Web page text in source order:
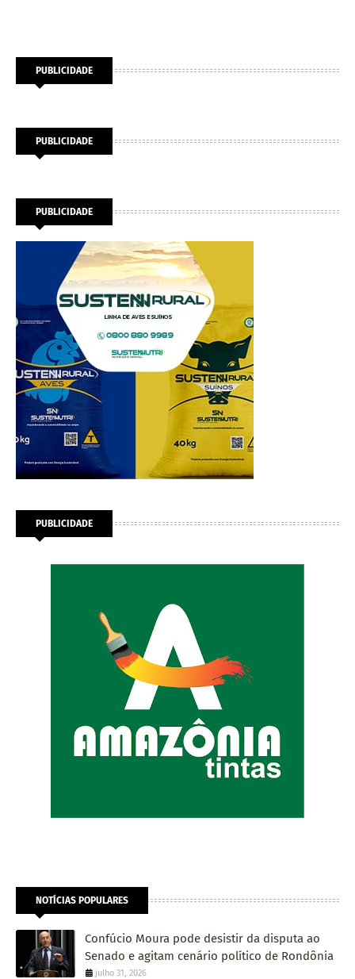
PUBLICIDADE
PUBLICIDADE
PUBLICIDADE
PUBLICIDADE
NOTÍCIAS POPULARES
Confúcio Moura pode desistir da disputa ao
Senado e agitam cenário político de Rondônia
julho 31, 2026